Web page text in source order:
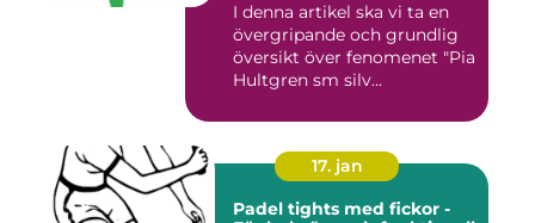
unika och vackra smycken i
silver
I denna artikel ska vi ta en
övergripande och grundlig
översikt över fenomenet "Pia
Hultgren sm silv...
17. jan
Padel tights med fickor -